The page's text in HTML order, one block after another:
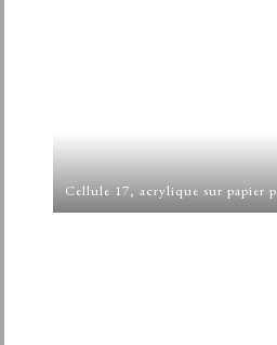
Cellule 17, acrylique sur papier